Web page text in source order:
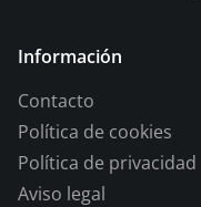
Información
Contacto
Política de cookies
Política de privacidad
Aviso legal